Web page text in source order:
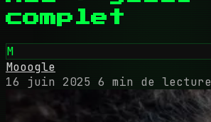
complet
M
Mooogle
16 juin 2025 6 min de lecture